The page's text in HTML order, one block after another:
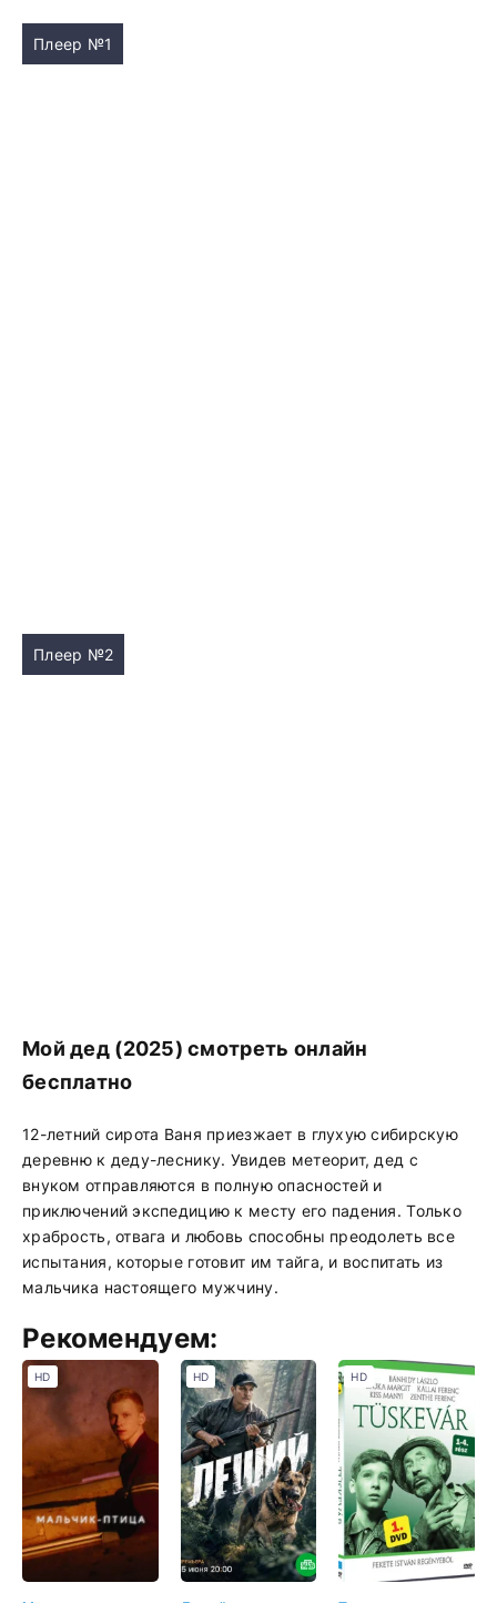
Плеер №1
Плеер №2
Мой дед (2025) смотреть онлайн
бесплатно
12-летний сирота Ваня приезжает в глухую сибирскую
деревню к деду-леснику. Увидев метеорит, дед с
внуком отправляются в полную опасностей и
приключений экспедицию к месту его падения. Только
храбрость, отвага и любовь способны преодолеть все
испытания, которые готовит им тайга, и воспитать из
мальчика настоящего мужчину.
Рекомендуем:
HD HD HD